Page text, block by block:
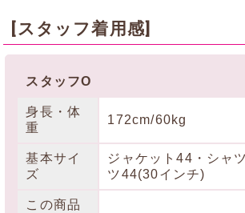
[スタッフ着用感]
スタッフO
身長・体
重
172cm/60kg
基本サイ
ズ
ジャケット44・シャ
ツ44(30インチ)
この商品